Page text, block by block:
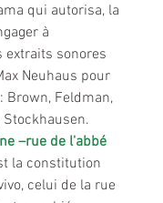
qui autorisa, la
à
extraits sonores
Neuhaus pour
Brown, Feldman,
Stockhausen.
–rue de l'abbé
la constitution
celui de la rue